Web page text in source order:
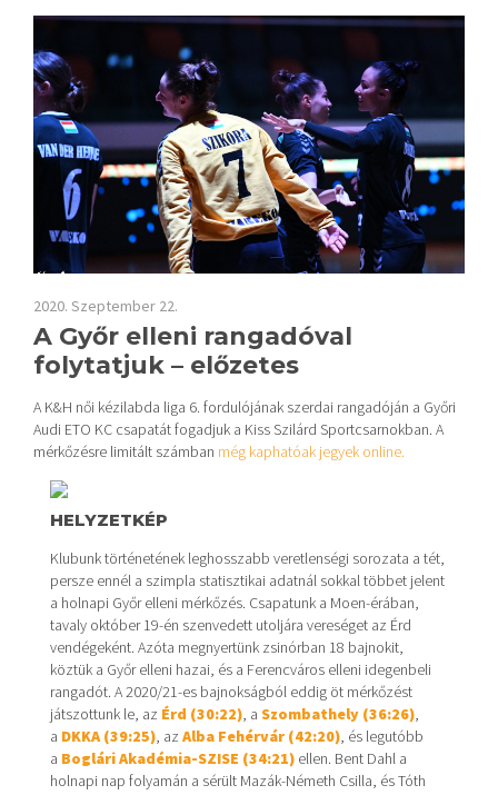
2020. Szeptember 22.
A Győr elleni rangadóval
folytatjuk – előzetes
A K&H női kézilabda liga 6. fordulójának szerdai rangadóján a Győri
Audi ETO KC csapatát fogadjuk a Kiss Szilárd Sportcsarnokban. A
mérkőzésre limitált számban még kaphatóak jegyek online.
HELYZETKÉP
Klubunk történetének leghosszabb veretlenségi sorozata a tét,
persze ennél a szimpla statisztikai adatnál sokkal többet jelent
a holnapi Győr elleni mérkőzés. Csapatunk a Moen-érában,
tavaly október 19-én szenvedett utoljára vereséget az Érd
vendégeként. Azóta megnyertünk zsinórban 18 bajnokit,
köztük a Győr elleni hazai, és a Ferencváros elleni idegenbeli
rangadót. A 2020/21-es bajnokságból eddig öt mérkőzést
játszottunk le, az Érd (30:22), a Szombathely (36:26),
a DKKA (39:25), az Alba Fehérvár (42:20), és legutóbb
a Boglári Akadémia-SZISE (34:21) ellen. Bent Dahl a
holnapi nap folyamán a sérült Mazák-Németh Csilla, és Tóth